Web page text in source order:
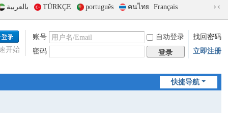
بالعربية TÜRKÇE português คนไทย Français
到
版
账号 自动登录
找回密码
密码
登录 立即注册
开始
快捷导航